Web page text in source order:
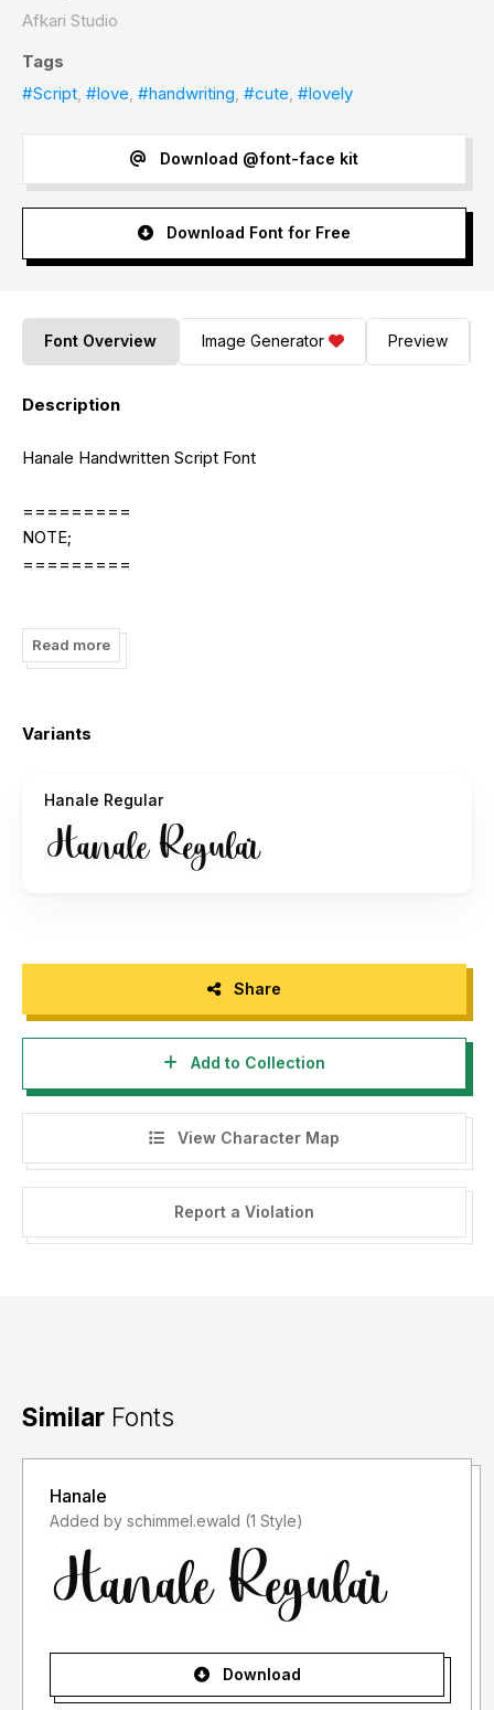
Afkari Studio
Tags
#Script, #love, #handwriting, #cute, #lovely
Download @font-face kit
Download Font for Free
Font Overview Image Generator Preview
Description
Hanale Handwritten Script Font
=========
NOTE;
=========
Usage Agreement:
allowed!
3. LINK TO PURCHASE COMMERSIAL LICENSE and
COMPLETE Styles for this font, find it here:
Or You Can Purchase it in any Marketplace you want,:
https://www.behance.net/gallery/164187023/Hanale-
Handwritten-Script-Font-FREE-FONT
to DONATE click here:
Paypal.me/musthafanet
=========
Dengan meng-install font ini, anda dianggap mengerti dan
menyetujui semua syarat dan ketentuan penggunaan font
dibawah ini:
- Font demo ini hanya dapat digunakan untuk keperluan
Read more
Variants
Hanale Regular
Share
Add to Collection
View Character Map
Report a Violation
Similar Fonts
Hanale
Added by schimmel.ewald (1 Style)
Download